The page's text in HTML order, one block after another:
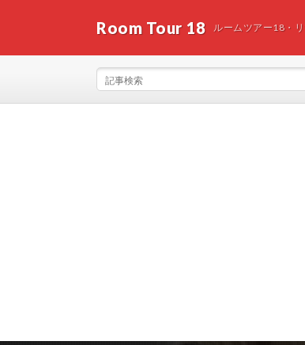
Room Tour 18 ルームツアー18・